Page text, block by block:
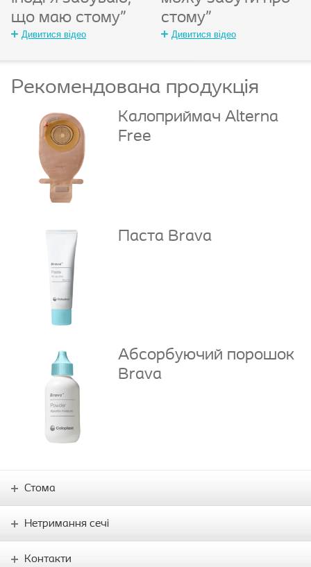
що маю стому"
Дивитися відео
стому"
Дивитися відео
Рекомендована продукція
Калоприймач Alterna
Free
Паста Brava
Абсорбуючий порошок
Brava
Стома
Нетримання сечі
Контакти